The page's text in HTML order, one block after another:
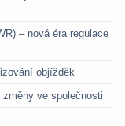
– nová éra regulace
objížděk
ve společnosti